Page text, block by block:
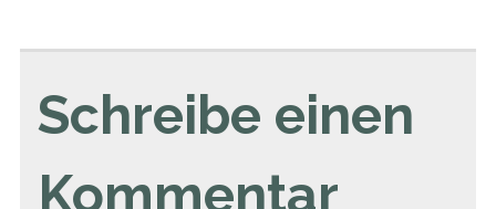
Schreibe einen
Kommentar